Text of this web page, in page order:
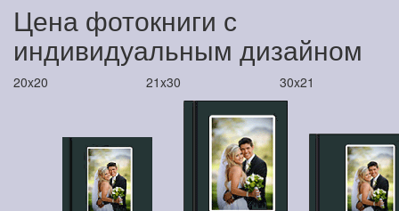
Цена фотокниги с
индивидуальным дизайном
20x20 21x30 30x21